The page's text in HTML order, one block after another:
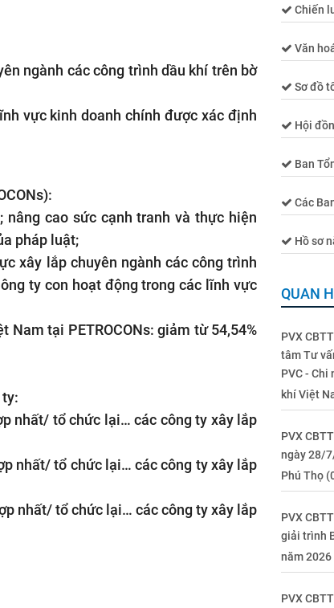
ngành các công trình dầu khí trên bờ
vực kinh doanh chính được xác định
cao sức cạnh tranh và thực hiện
pháp luật;
xây lắp chuyên ngành các công trình
ty con hoạt động trong các lĩnh vực
Nam tại PETROCONs: giảm từ 54,54%
nhất/ tổ chức lại… các công ty xây lắp
nhất/ tổ chức lại… các công ty xây lắp
nhất/ tổ chức lại… các công ty xây lắp
Chiến
Văn
Sơ đồ
Hội
Ban
Các
Hồ sơ
QUAN
PVX
tâm Tư
PVC - Chi
khí Việt
PVX
ngày 28/
Phú Thọ
PVX
giải trình
năm
PVX